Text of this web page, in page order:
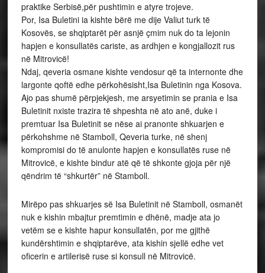
praktike Serbisë,për pushtimin e atyre trojeve.
Por, Isa Buletini ia kishte bërë me dije Valiut turk të
Kosovës, se shqiptarët për asnjë çmim nuk do ta lejonin
hapjen e konsullatës cariste, as ardhjen e kongjallozit rus
në Mitrovicë!
Ndaj, qeveria osmane kishte vendosur që ta internonte dhe
largonte qoftë edhe përkohësisht,Isa Buletinin nga Kosova.
Ajo pas shumë përpjekjesh, me arsyetimin se prania e Isa
Buletinit nxiste trazira të shpeshta në ato anë, duke i
premtuar Isa Buletinit se nëse ai pranonte shkuarjen e
përkohshme në Stamboll, Qeveria turke, në shenj
kompromisi do të anulonte hapjen e konsullatës ruse në
Mitrovicë, e kishte bindur atë që të shkonte gjoja për një
qëndrim të “shkurtër” në Stamboll.
Mirëpo pas shkuarjes së Isa Buletinit në Stamboll, osmanët
nuk e kishin mbajtur premtimin e dhënë, madje ata jo
vetëm se e kishte hapur konsullatën, por me gjithë
kundërshtimin e shqiptarëve, ata kishin sjellë edhe vet
oficerin e artilerisë ruse si konsull në Mitrovicë.